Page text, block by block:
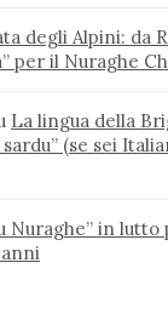
degli Alpini: da
per il Nuraghe
La lingua della
(se sei
Nuraghe” in